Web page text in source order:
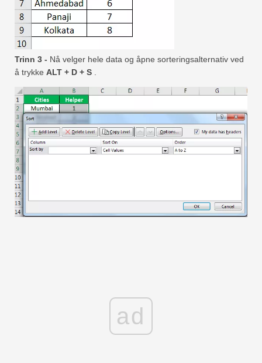
Trinn 3 - Nå velger hele data og åpne sorteringsalternativ ved
å trykke ALT + D + S .
ad